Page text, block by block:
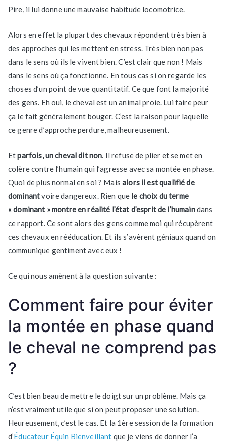
Pire, il lui donne une mauvaise habitude locomotrice.
Alors en effet la plupart des chevaux répondent très bien à
des approches qui les mettent en stress. Très bien non pas
dans le sens où ils le vivent bien. C’est clair que non ! Mais
dans le sens où ça fonctionne. En tous cas si on regarde les
choses d’un point de vue quantitatif. Ce que font la majorité
des gens. Eh oui, le cheval est un animal proie. Lui faire peur
ça le fait généralement bouger. C’est la raison pour laquelle
ce genre d’approche perdure, malheureusement.
Etparfois, un cheval dit non. Il refuse de plier et se met en
colère contre l’humain qui l’agresse avec sa montée en phase.
Quoi de plus normal en soi ? Maisalors il est qualifié de
dominantvoire dangereux. Rien que le choix du terme
« dominant » montre en réalité l’état d’esprit de l’humaindans
ce rapport. Ce sont alors des gens comme moi qui récupèrent
ces chevaux en rééducation. Et ils s’avèrent géniaux quand on
communique gentiment avec eux !
Ce qui nous amènent à la question suivante :
Comment faire pour éviter
la montée en phase quand
le cheval ne comprend pas
?
C’est bien beau de mettre le doigt sur un problème. Mais ça
n’est vraiment utile que si on peut proposer une solution.
Heureusement, c’est le cas. Et la 1ère session de la formation
d’Éducateur Équin Bienveillant que je viens de donner l’a